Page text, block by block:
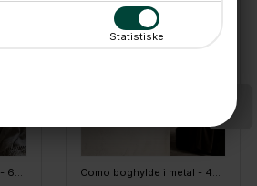
Statistiske